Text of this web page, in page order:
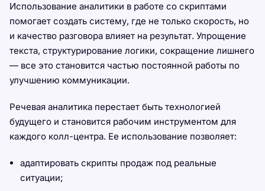
Использование аналитики в работе со скриптами
помогает создать систему, где не только скорость, но
и качество разговора влияет на результат. Упрощение
текста, структурирование логики, сокращение лишнего
— все это становится частью постоянной работы по
улучшению коммуникации.
Речевая аналитика перестает быть технологией
будущего и становится рабочим инструментом для
каждого колл-центра. Ее использование позволяет:
адаптировать скрипты продаж под реальные
ситуации;